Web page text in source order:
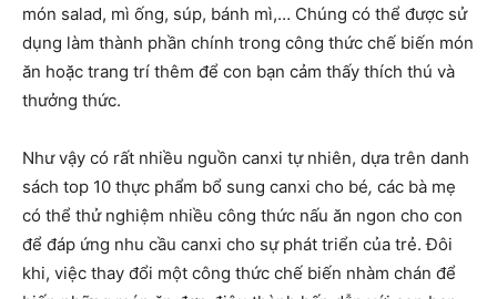
món salad, mì ống, súp, bánh mì,… Chúng có thể được sử
dụng làm thành phần chính trong công thức chế biến món
ăn hoặc trang trí thêm để con bạn cảm thấy thích thú và
thưởng thức.
Như vậy có rất nhiều nguồn canxi tự nhiên, dựa trên danh
sách top 10 thực phẩm bổ sung canxi cho bé, các bà mẹ
có thể thử nghiệm nhiều công thức nấu ăn ngon cho con
để đáp ứng nhu cầu canxi cho sự phát triển của trẻ. Đôi
khi, việc thay đổi một công thức chế biến nhàm chán để